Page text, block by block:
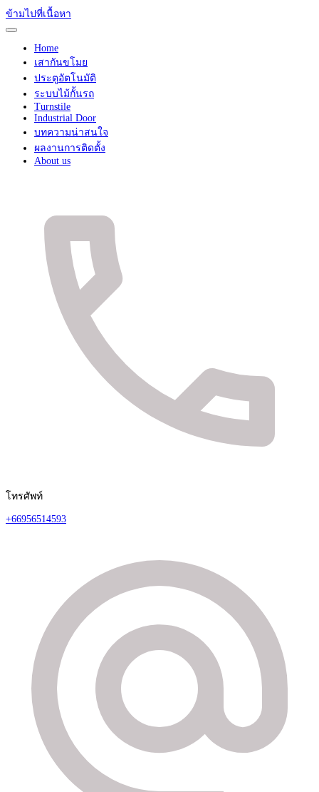
ข้ามไปที่เนื้อหา
Home
เสากันขโมย
ประตูอัตโนมัติ
ระบบไม้กั้นรถ
Turnstile
Industrial Door
บทความน่าสนใจ
ผลงานการติดตั้ง
About us
โทรศัพท์
+66956514593